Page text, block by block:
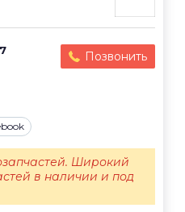
Позвонить
Широкий
в наличии и под